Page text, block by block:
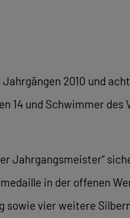
2010 und
14 und Schwimmer des
Jahrgangsmeister“
in der offenen
sowie vier weitere